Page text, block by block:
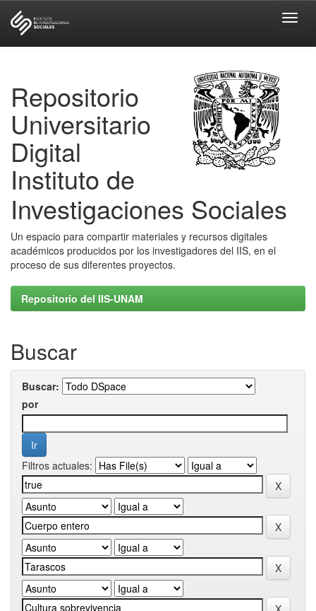
Repositorio
Universitario
Digital
Instituto de
Investigaciones Sociales
Un espacio para compartir materiales y recursos digitales
académicos producidos por los investigadores del IIS, en el
proceso de sus diferentes proyectos.
Repositorio del IIS-UNAM
Buscar
Buscar:
por
Filtros actuales: